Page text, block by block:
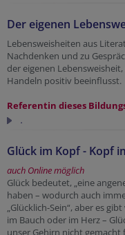
Der eigenen
Lebensweisheiten aus
Nachdenken und zu
der eigenen
Handeln positiv beeinflusst.
Referentin dieses
.
Glück im Kopf - Kopf
auch Online möglich
Glück bedeutet, „eine
haben – wodurch auch
„Glücklich-Sein“, aber es
im Bauch oder im Herz –
unser Gehirn nicht gemacht